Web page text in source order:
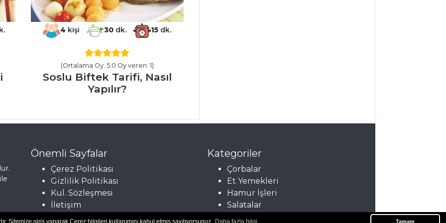
giriş yaparak Çerez bilgileri kullanımını kabul etmiş sayılıyorsunuz. Daha fazla bilgi Tamam
4 kişi 30 dk. 15 dk.
(Ortalama Oy: 5.0 Oy veren: 1)
Soslu Biftek Tarifi, Nasıl
Yapılır?
Önemli Sayfalar
Çerez Politikası
Gizlilik Politikası
Kul. Sözleşmesi
İletişim
Kategoriler
Çorbalar
Et Yemekleri
Hamur İşleri
Salatalar